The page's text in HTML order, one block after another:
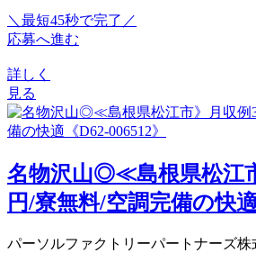
＼最短45秒で完了／
応募へ進む
詳しく
見る
名物沢山◎≪島根県松江
円/寮無料/空調完備の快
パーソルファクトリーパートナーズ株